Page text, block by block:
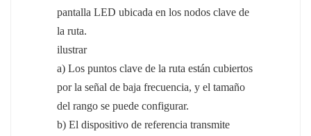
pantalla LED ubicada en los nodos clave de
la ruta.
ilustrar
a) Los puntos clave de la ruta están cubiertos
por la señal de baja frecuencia, y el tamaño
del rango se puede configurar.
b) El dispositivo de referencia transmite